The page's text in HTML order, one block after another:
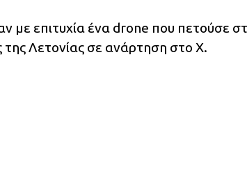
με επιτυχία ένα drone που πετούσε
Λετονίας σε ανάρτηση στο Χ.